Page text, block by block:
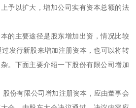
予以扩大，增加公司实有资本总额的法
的主要途径是股东增加出资，情况比较
发行新股来增加注册资本，也可以将转
。下面主要介绍一下股份有限公司增加
股份有限公司增加注册资本，应由董事会